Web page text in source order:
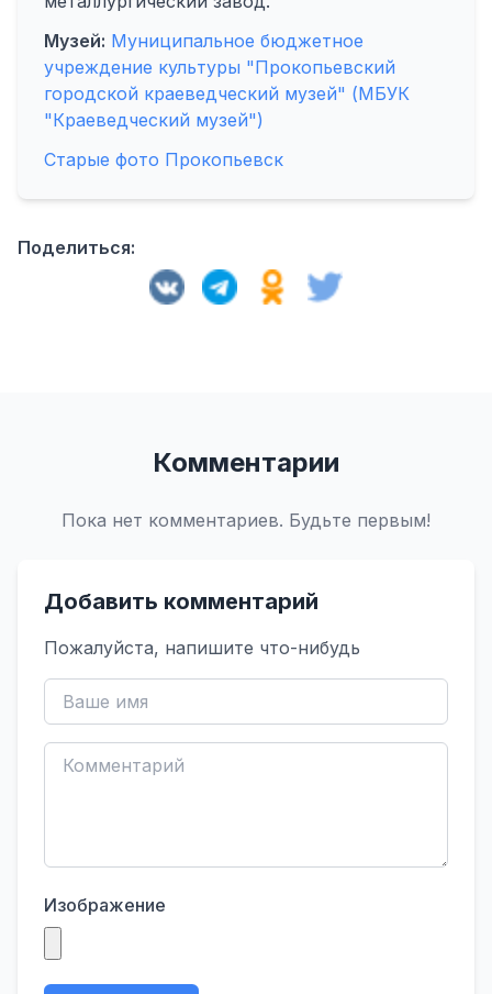
Музей: Муниципальное бюджетное
учреждение культуры "Прокопьевский
городской краеведческий музей" (МБУК
"Краеведческий музей")
Старые фото Прокопьевск
Поделиться:
Комментарии
Пока нет комментариев. Будьте первым!
Добавить комментарий
Пожалуйста, напишите что-нибудь
Изображение